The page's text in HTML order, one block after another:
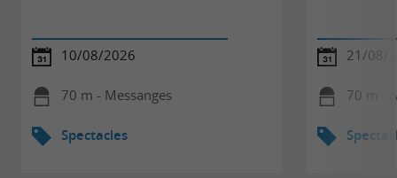
10/08/2026
70 m - Messanges
Spectacles
21/08/
70 m -